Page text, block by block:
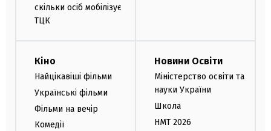
скільки осіб мобілізує
ТЦК
Кіно
Найцікавіші фільми
Українські фільми
Фільми на вечір
Комедії
Новини Освіти
Міністерство освіти та
науки України
Школа
НМТ 2026